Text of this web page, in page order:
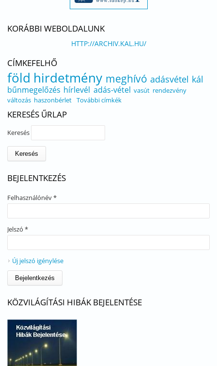
KORÁBBI WEBOLDALUNK
HTTP://ARCHIV.KAL.HU/
CÍMKEFELHŐ
föld hirdetmény meghívó adásvétel kál
bűnmegelőzés hírlevél adás-vétel vasút rendezvény
változás haszonbérlet További címkék
KERESÉS ŰRLAP
Keresés
BEJELENTKEZÉS
Felhasználónév*
Jelszó *
Új jelszó igénylése
KÖZVILÁGÍTÁSI HIBÁK BEJELENTÉSE